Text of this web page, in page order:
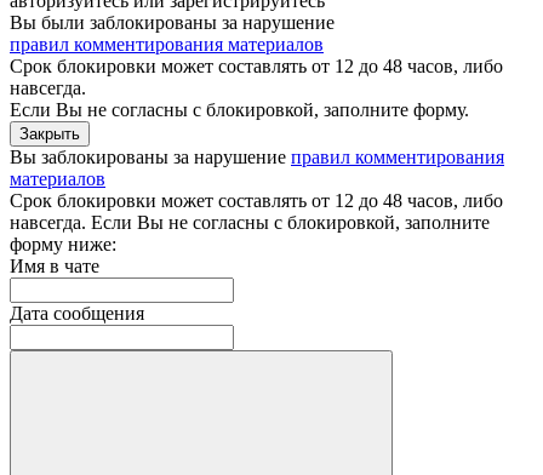
Вы были заблокированы за нарушение
правил комментирования материалов
Срок блокировки может составлять от 12 до 48 часов, либо
навсегда.
Если Вы не согласны c блокировкой, заполните форму.
Закрыть
Вы заблокированы за нарушение правил комментирования
материалов
Срок блокировки может составлять от 12 до 48 часов, либо
навсегда. Если Вы не согласны с блокировкой, заполните
форму ниже:
Имя в чате
Дата сообщения